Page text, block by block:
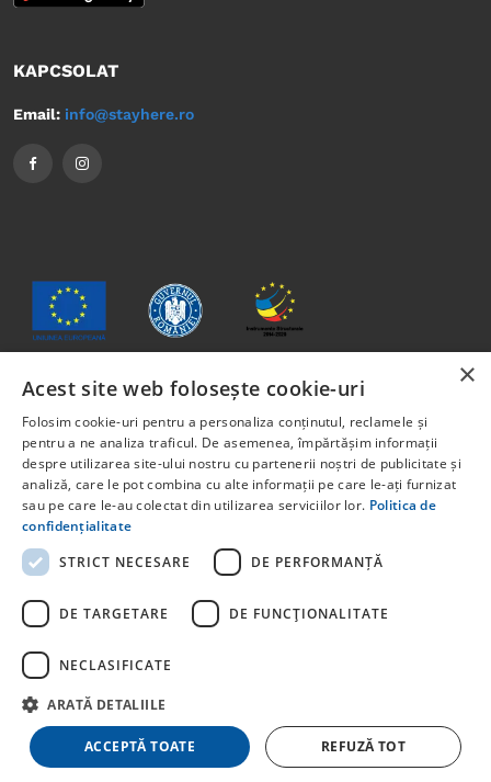
KAPCSOLAT
Email: info@stayhere.ro
Jelen anyag tartalma nem feltétlenül tükrözi az Európai Unió
vagy Románia Kormányának hivatalos álláspontját.
Az Európai Szociális Alapból, a Humán Tőke Operatív
Program 2014-2020 keretében társfinanszírozott projekt. 6.
prioritási tengely: Oktatás és kompetenciák. Pályázati
felhívás: POCU/829/6/13 – Innotech Student. A projekt címe:
STUDENT START-UP 1.0 Projektkód: 142131.
Az Európai Unió által társfinanszírozott egyéb programokkal
kapcsolatos részletes információkért kérjük, látogasson el a
© Copyrightstayhere.ro . Minden jog fenntartva
×
Acest site web folosește cookie-uri
Folosim cookie-uri pentru a personaliza conținutul, reclamele și
pentru a ne analiza traficul. De asemenea, împărtășim informații
despre utilizarea site-ului nostru cu partenerii noștri de publicitate și
analiză, care le pot combina cu alte informații pe care le-ați furnizat
sau pe care le-au colectat din utilizarea serviciilor lor. Politica de
confidențialitate
STRICT NECESARE
DE PERFORMANȚĂ
DE TARGETARE DE FUNCŢIONALITATE
NECLASIFICATE
ARATĂ DETALIILE
ACCEPTĂ TOATE REFUZĂ TOT